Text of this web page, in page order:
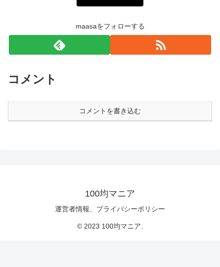
maasaをフォローする
コメント
コメントを書き込む
100均マニア
運営者情報、プライバシーポリシー
© 2023 100均マニア.